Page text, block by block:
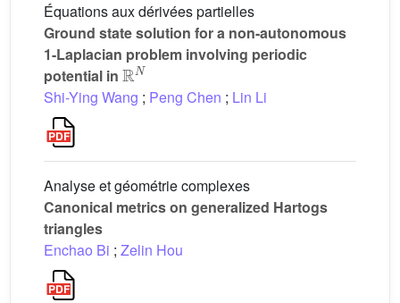
Équations aux dérivées partielles
Ground state solution for a non-autonomous
1-Laplacian problem involving periodic
potential in
ℝN
Shi-Ying Wang ; Peng Chen ; Lin Li
Analyse et géométrie complexes
Canonical metrics on generalized Hartogs
triangles
Enchao Bi ; Zelin Hou